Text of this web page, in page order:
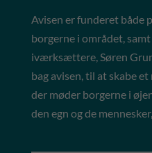
Avisen er funderet både
borgerne i området,
iværksættere, Søren
bag avisen, til at skabe
der møder borgerne i
den egn og de